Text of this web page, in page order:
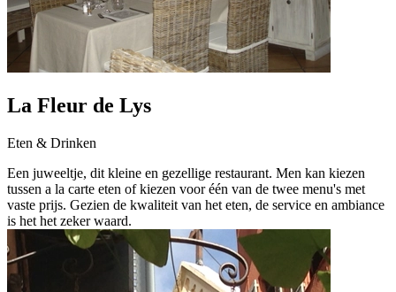
La Fleur de Lys
Eten & Drinken
Een juweeltje, dit kleine en gezellige restaurant. Men kan kiezen
tussen a la carte eten of kiezen voor één van de twee menu's met
vaste prijs. Gezien de kwaliteit van het eten, de service en ambiance
is het het zeker waard.